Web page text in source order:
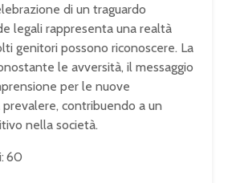
di un traguardo
legali rappresenta una realtà
genitori possono riconoscere. La
le avversità, il messaggio
per le nuove
contribuendo a un
nella società.
60